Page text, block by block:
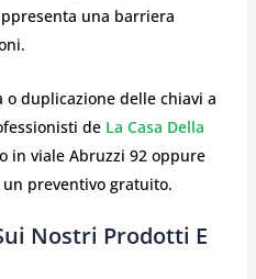
una barriera
o duplicazione delle chiavi a
de La Casa Della
in viale Abruzzi 92 oppure
un preventivo gratuito.
Nostri Prodotti E